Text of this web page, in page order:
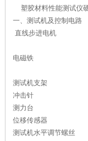
塑胶材料性能测试仪
一、测试机及控
直线步进电机
电磁铁 导
测试
冲击针
测力
位移传感器
测试机